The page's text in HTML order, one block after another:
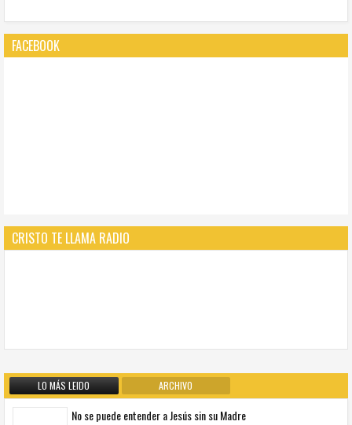
FACEBOOK
CRISTO TE LLAMA RADIO
LO MÁS LEIDO ARCHIVO
No se puede entender a Jesús sin su Madre